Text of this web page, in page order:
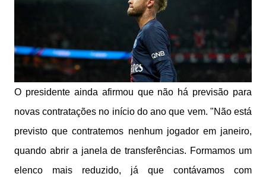
O presidente ainda afirmou que não há previsão para
novas contratações no início do ano que vem. "Não está
previsto que contratemos nenhum jogador em janeiro,
quando abrir a janela de transferências. Formamos um
elenco mais reduzido, já que contávamos com